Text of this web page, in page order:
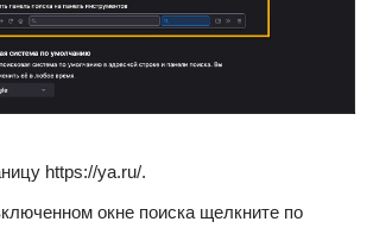
https://ya.ru/.
окне поиска щелкните по